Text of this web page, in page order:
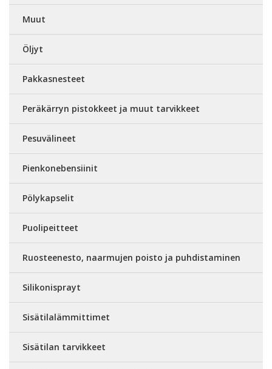
Muut
Öljyt
Pakkasnesteet
Peräkärryn pistokkeet ja muut tarvikkeet
Pesuvälineet
Pienkonebensiinit
Pölykapselit
Puolipeitteet
Ruosteenesto, naarmujen poisto ja puhdistaminen
Silikonisprayt
Sisätilalämmittimet
Sisätilan tarvikkeet